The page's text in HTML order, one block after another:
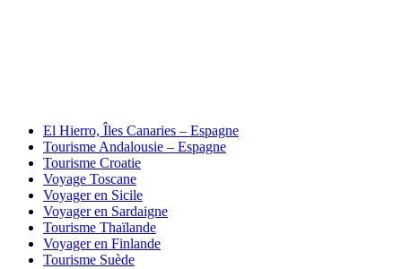
El Hierro, Îles Canaries – Espagne
Tourisme Andalousie – Espagne
Tourisme Croatie
Voyage Toscane
Voyager en Sicile
Voyager en Sardaigne
Tourisme Thaïlande
Voyager en Finlande
Tourisme Suède